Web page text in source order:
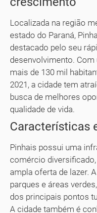
Localizada na região
estado do Paraná,
destacado pelo seu
desenvolvimento.
mais de 130 mil
2021, a cidade tem
busca de melhores
qualidade de vida.
Características
Pinhais possui uma
comércio
ampla oferta de lazer.
parques e áreas
dos principais pontos
A cidade também é